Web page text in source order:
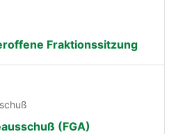
Fraktionssitzung
(FGA)